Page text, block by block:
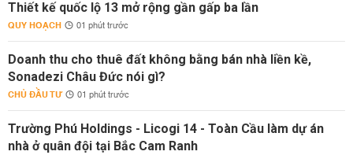
Thiết kế quốc lộ 13 mở rộng gần gấp ba lần
QUY HOẠCH 01 phút trước
Doanh thu cho thuê đất không bằng bán nhà liền kề,
Sonadezi Châu Đức nói gì?
CHỦ ĐẦU TƯ 01 phút trước
Trường Phú Holdings - Licogi 14 - Toàn Cầu làm dự án
nhà ở quân đội tại Bắc Cam Ranh